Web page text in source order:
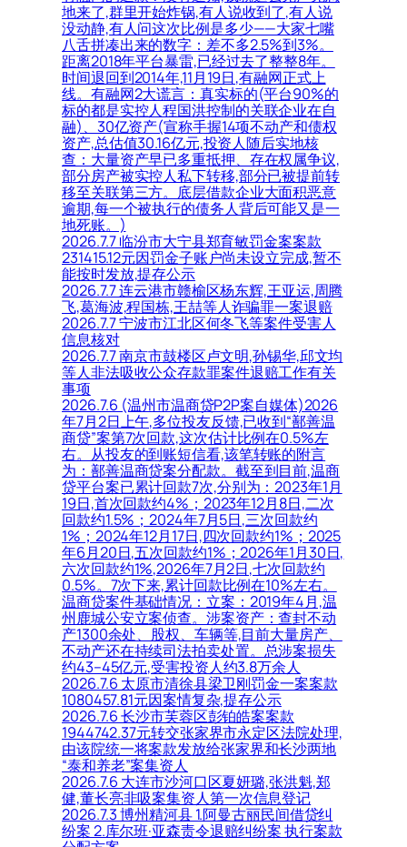
地来了,群里开始炸锅,有人说收到了,有人说
没动静,有人问这次比例是多少——大家七嘴
八舌拼凑出来的数字：差不多2.5%到3%。
距离2018年平台暴雷,已经过去了整整8年。
时间退回到2014年,11月19日,有融网正式上
线。有融网2大谎言：真实标的(平台90%的
标的都是实控人程国洪控制的关联企业在自
融)、30亿资产(宣称手握14项不动产和债权
资产,总估值30.16亿元,投资人随后实地核
查：大量资产早已多重抵押、存在权属争议,
部分房产被实控人私下转移,部分已被提前转
移至关联第三方。底层借款企业大面积恶意
逾期,每一个被执行的债务人背后可能又是一
地死账。)
2026.7.7 临汾市大宁县郑育敏罚金案案款
231415.12元因罚金子账户尚未设立完成,暂不
能按时发放,提存公示
2026.7.7 连云港市赣榆区杨东辉,王亚运,周腾
飞,葛海波,程国栋,王喆等人诈骗罪一案退赔
2026.7.7 宁波市江北区何冬飞等案件受害人
信息核对
2026.7.7 南京市鼓楼区卢文明,孙锡华,邱文均
等人非法吸收公众存款罪案件退赔工作有关
事项
2026.7.6 (温州市温商贷P2P案自媒体)2026
年7月2日上午,多位投友反馈,已收到“鄯善温
商贷”案第7次回款,这次估计比例在0.5%左
右。从投友的到账短信看,该笔转账的附言
为：鄯善温商贷案分配款。截至到目前,温商
贷平台案已累计回款7次,分别为：2023年1月
19日,首次回款约4%；2023年12月8日,二次
回款约1.5%；2024年7月5日,三次回款约
1%；2024年12月17日,四次回款约1%；2025
年6月20日,五次回款约1%；2026年1月30日,
六次回款约1%,2026年7月2日,七次回款约
0.5%。7次下来,累计回款比例在10%左右。
温商贷案件基础情况：立案：2019年4月,温
州鹿城公安立案侦查。涉案资产：查封不动
产1300余处、股权、车辆等,目前大量房产、
不动产还在持续司法拍卖处置。总涉案损失
约43–45亿元,受害投资人约3.8万余人
2026.7.6 太原市清徐县梁卫刚罚金一案案款
1080457.81元因案情复杂,提存公示
2026.7.6 长沙市芙蓉区彭铂皓案案款
1944742.37元转交张家界市永定区法院处理,
由该院统一将案款发放给张家界和长沙两地
“泰和养老”案集资人
2026.7.6 大连市沙河口区夏妍璐,张洪魁,郑
健,董长亮非吸案集资人第一次信息登记
2026.7.3 博州精河县 1.阿曼古丽民间借贷纠
纷案 2.库尔班·亚森责令退赔纠纷案 执行案款